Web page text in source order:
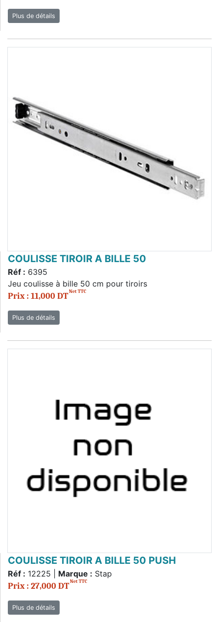
Plus de détails
COULISSE TIROIR A BILLE 50
Réf : 6395
Jeu coulisse à bille 50 cm pour tiroirs
Prix : 11,000 DTNet TTC
Plus de détails
COULISSE TIROIR A BILLE 50 PUSH
Réf : 12225 | Marque : Stap
Prix : 27,000 DTNet TTC
Plus de détails